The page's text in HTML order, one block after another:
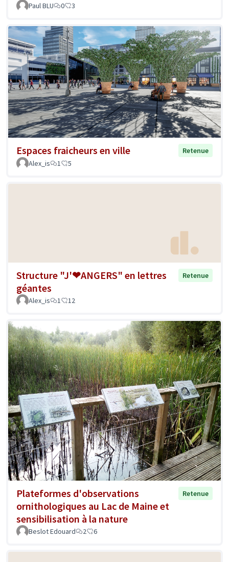
Paul BLU 0 3
Espaces fraicheurs en ville
Retenue
Alex_is
1 5
Structure "J'❤ANGERS" en lettres
géantes
Retenue
Alex_is 1 12
Plateformes d'observations
ornithologiques au Lac de Maine et
sensibilisation à la nature
Retenue
Beslot Edouard 2 6